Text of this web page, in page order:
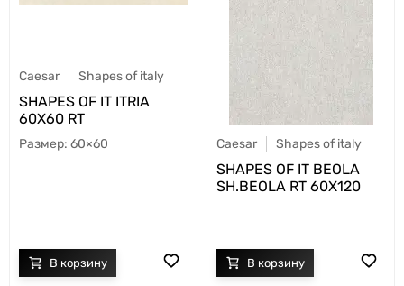
Caesar Shapes of italy
SHAPES OF IT ITRIA
60X60 RT
60×60 Caesar Shapes of italy
SHAPES OF IT BEOLA
SH.BEOLA RT 60X120